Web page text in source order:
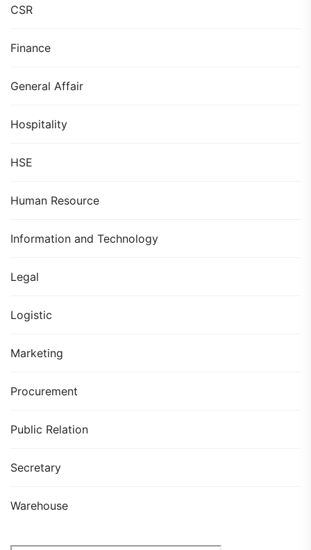
CSR
Finance
General Affair
Hospitality
HSE
Human Resource
Information and Technology
Legal
Logistic
Marketing
Procurement
Public Relation
Secretary
Warehouse